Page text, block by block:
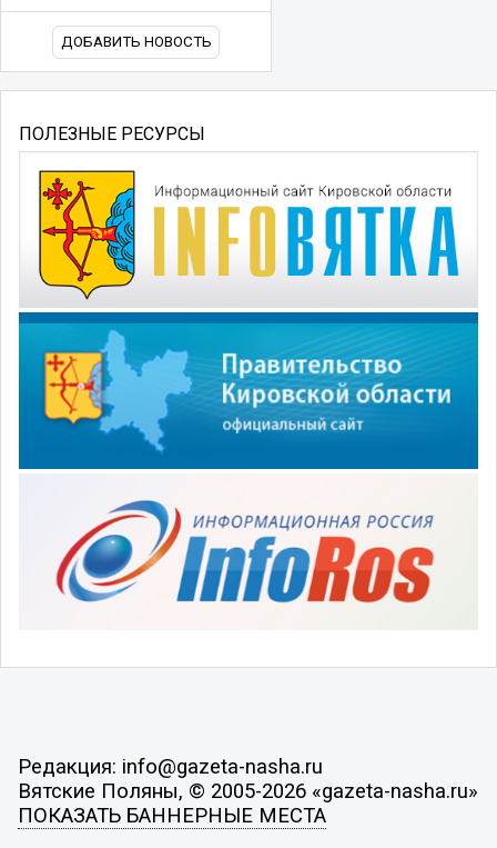
ДОБАВИТЬ НОВОСТЬ
ПОЛЕЗНЫЕ РЕСУРСЫ
Редакция: info@gazeta-nasha.ru
Вятские Поляны, © 2005-2026 «gazeta-nasha.ru»
ПОКАЗАТЬ БАННЕРНЫЕ МЕСТА